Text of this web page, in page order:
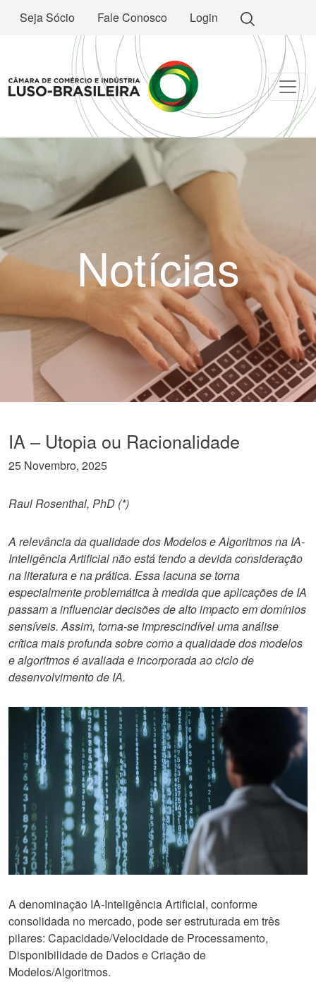
Seja Sócio Fale Conosco Login
Notícias
IA – Utopia ou Racionalidade
25 Novembro, 2025
Raul Rosenthal, PhD (*)
A relevância da qualidade dos Modelos e Algoritmos na IA-
Inteligência Artificial não está tendo a devida consideração
na literatura e na prática. Essa lacuna se torna
especialmente problemática à medida que aplicações de IA
passam a influenciar decisões de alto impacto em domínios
sensíveis. Assim, torna-se imprescindível uma análise
crítica mais profunda sobre como a qualidade dos modelos
e algoritmos é avaliada e incorporada ao ciclo de
desenvolvimento de IA.
A denominação IA-Inteligência Artificial, conforme
consolidada no mercado, pode ser estruturada em três
pilares: Capacidade/Velocidade de Processamento,
Disponibilidade de Dados e Criação de
Modelos/Algoritmos.